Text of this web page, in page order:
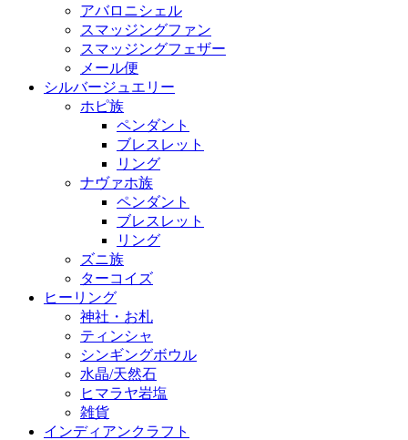
アバロニシェル
スマッジングファン
スマッジングフェザー
メール便
シルバージュエリー
ホピ族
ペンダント
ブレスレット
リング
ナヴァホ族
ペンダント
ブレスレット
リング
ズニ族
ターコイズ
ヒーリング
神社・お札
ティンシャ
シンギングボウル
水晶/天然石
ヒマラヤ岩塩
雑貨
インディアンクラフト